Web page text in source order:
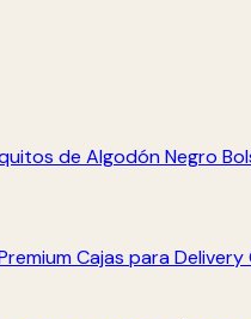
de Algodón Negro
Cajas para Delivery